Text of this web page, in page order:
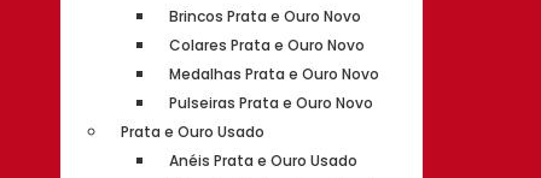
Brincos Prata e Ouro Novo
Colares Prata e Ouro Novo
Medalhas Prata e Ouro Novo
Pulseiras Prata e Ouro Novo
Prata e Ouro Usado
Anéis Prata e Ouro Usado